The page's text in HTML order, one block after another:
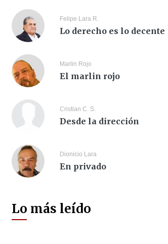
Felipe Lara R.
Lo derecho es lo decente
Marlin Rojo
El marlin rojo
Cristian C. S.
Desde la dirección
Dionicio Lara
En privado
Lo más leído